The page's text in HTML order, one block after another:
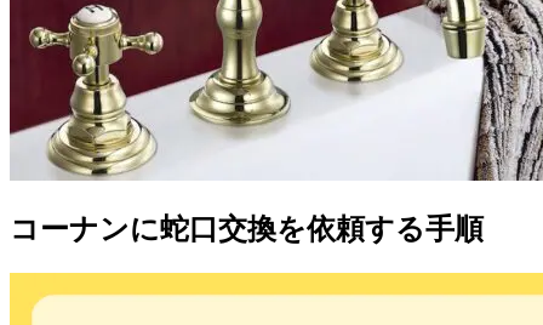
コーナンに蛇口交換を依頼する手順